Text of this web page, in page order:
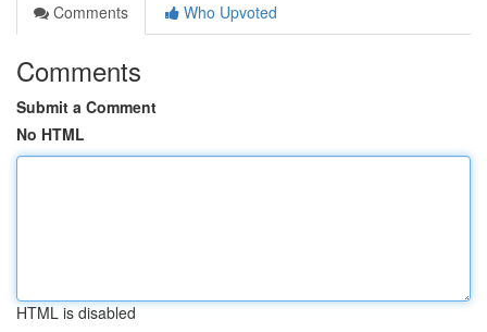
Comments
Who Upvoted
Comments
Submit a Comment
No HTML
HTML is disabled